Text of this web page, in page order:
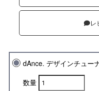
レ
dAnce. デザインチュー
数量